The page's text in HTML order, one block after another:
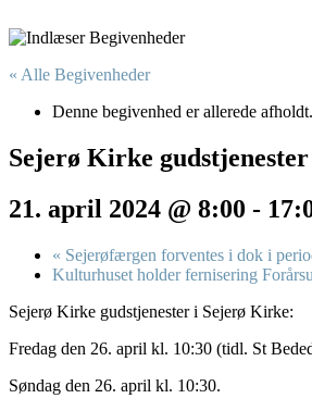
« Alle Begivenheder
Denne begivenhed er allerede afholdt.
Sejerø Kirke
21. april 2024 @ 8:00 -
« Sejerøfærgen forventes i dok i
Kulturhuset holder fernisering
Sejerø Kirke gudstjenester i Sejerø Kirke:
Fredag den 26. april kl. 10:30 (tidl. St
Søndag den 26. april kl. 10:30.